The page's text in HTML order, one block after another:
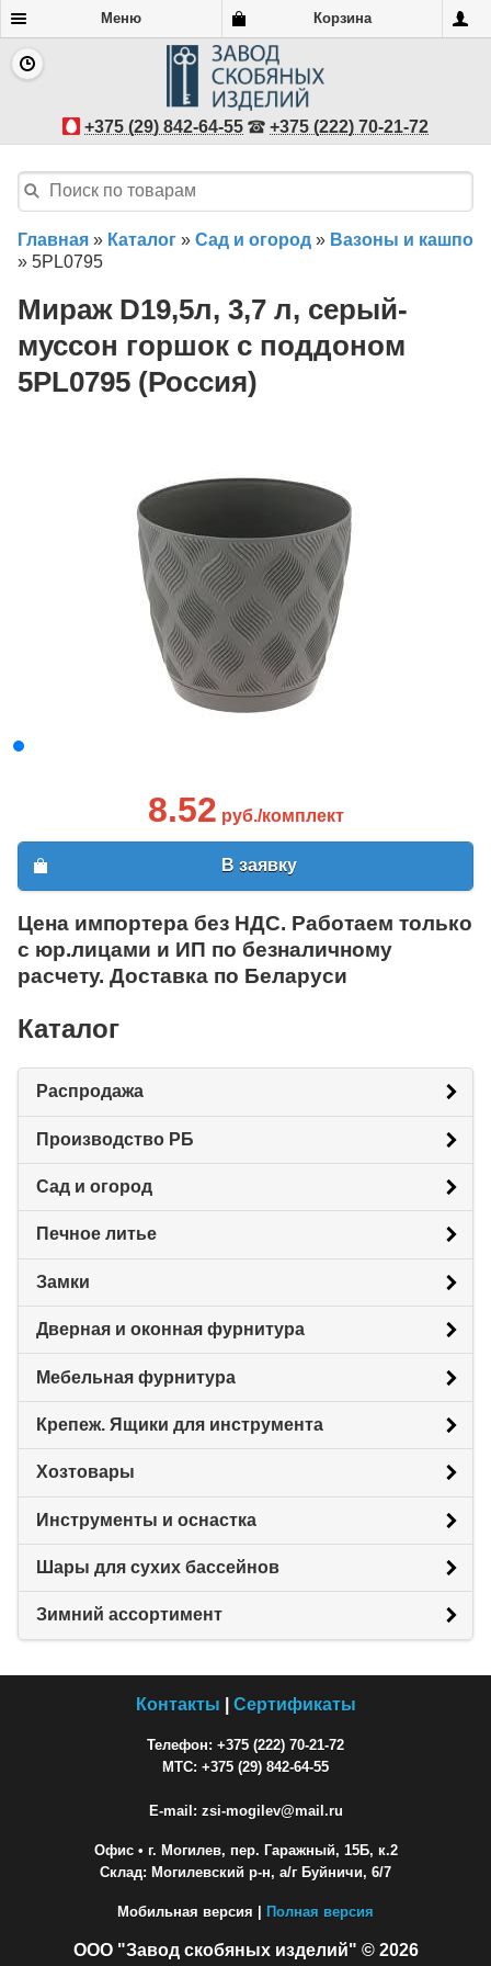
Меню Корзина
+375 (29) 842-64-55 +375 (222) 70-21-72
Главная » Каталог » Сад и огород » Вазоны и кашпо
» 5PL0795
Мираж D19,5л, 3,7 л, серый-
муссон горшок с поддоном
5PL0795 (Россия)
8.52 руб./комплект
В заявку
Цена импортера без НДС. Работаем только
с юр.лицами и ИП по безналичному
расчету. Доставка по Беларуси
Каталог
Распродажа
Производство РБ
Сад и огород
Печное литье
Замки
Дверная и оконная фурнитура
Мебельная фурнитура
Крепеж. Ящики для инструмента
Хозтовары
Инструменты и оснастка
Шары для сухих бассейнов
Зимний ассортимент
Контакты Сертификаты
Телефон: +375 (222) 70-21-72
МТС: +375 (29) 842-64-55
E-mail: zsi-mogilev@mail.ru
Офис• г. Могилев, пер. Гаражный, 15Б, к.2
Склад: Могилевский р-н, а/г Буйничи, 6/7
Мобильная версия | Полная версия
ООО "Завод скобяных изделий" © 2026